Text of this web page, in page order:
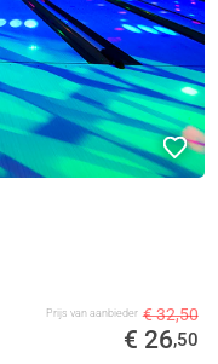
Prijs van aanbieder € 32,50
€ 26,50